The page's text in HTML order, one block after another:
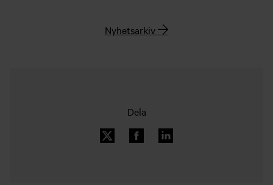
Nyhetsarkiv
Dela